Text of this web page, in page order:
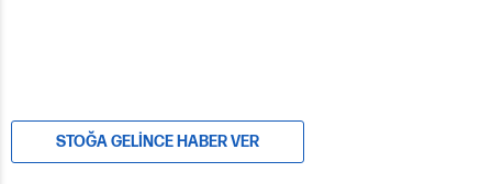
STOĞA GELINCE HABER VER